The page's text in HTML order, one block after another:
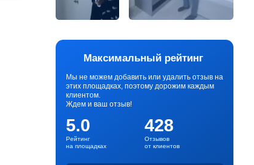
Максимальный рейтинг
Мы не можем добавить или удалить отзыв на
этих площадках, поэтому дорожим каждым
клиентом.
Ждем и ваш отзыв!
5.0
Рейтинг
на площадках
428
Отзывов
от клиентов